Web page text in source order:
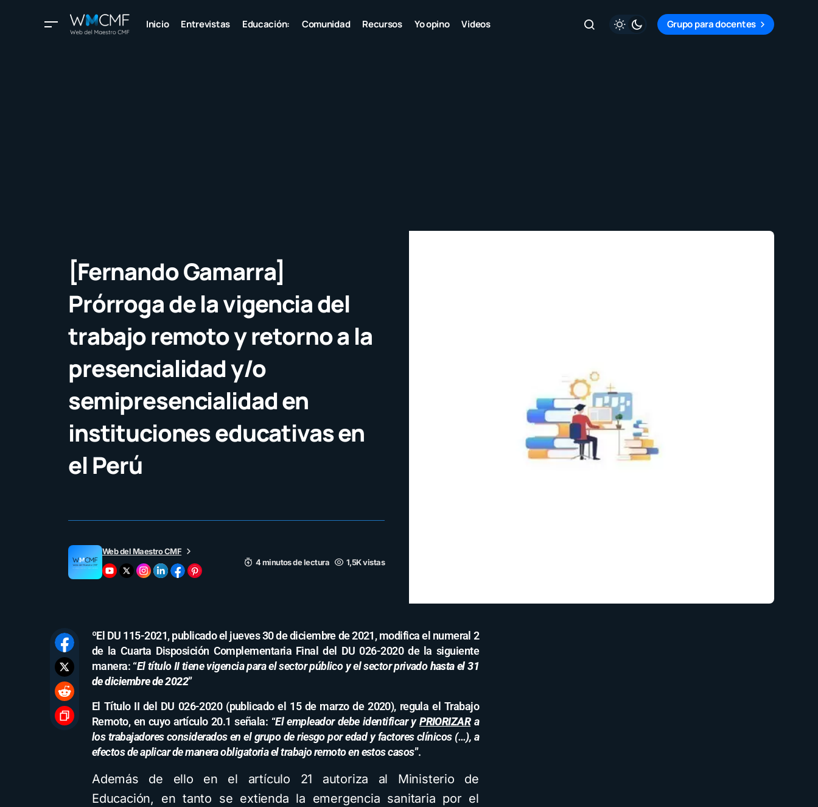
Inicio Entrevistas Educación: Comunidad Recursos Yo opino Videos Grupo para docentes
[Fernando Gamarra]
Prórroga de la vigencia del
trabajo remoto y retorno a la
presencialidad y/o
semipresencialidad en
instituciones educativas en
el Perú
Web del Maestro CMF
4 minutos de lectura
1,5K vistas
ºEl DU 115-2021, publicado el jueves 30 de diciembre de 2021, modifica el numeral 2
de la Cuarta Disposición Complementaria Final del DU 026-2020 de la siguiente
manera: “El título II tiene vigencia para el sector público y el sector privadohasta el 31
de diciembre de 2022”
El Título II del DU 026-2020 (publicado el 15 de marzo de 2020), regula el Trabajo
Remoto, en cuyo artículo 20.1 señala: “El empleador debe identificar yPRIORIZARa
los trabajadores considerados en el grupo de riesgo por edad y factores clínicos (…), a
efectos de aplicar de manera obligatoria el trabajo remoto en estos casos”.
Además de ello en el artículo 21 autoriza al Ministerio de
Educación, en tanto se extienda la emergencia sanitaria por el